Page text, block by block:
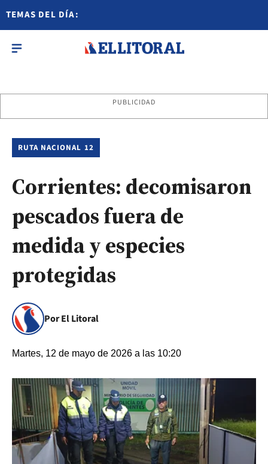
TEMAS DEL DÍA:
PUBLICIDAD
RUTA NACIONAL 12
Corrientes: decomisaron
pescados fuera de
medida y especies
protegidas
Por El Litoral
Martes, 12 de mayo de 2026 a las 10:20